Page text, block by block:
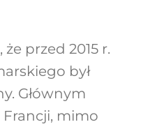
przed 2015 r.
był
Głównym
mimo